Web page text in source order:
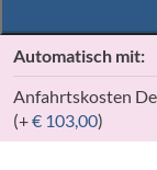
Automatisch mit:
Anfahrtskosten
(+€ 103,00)